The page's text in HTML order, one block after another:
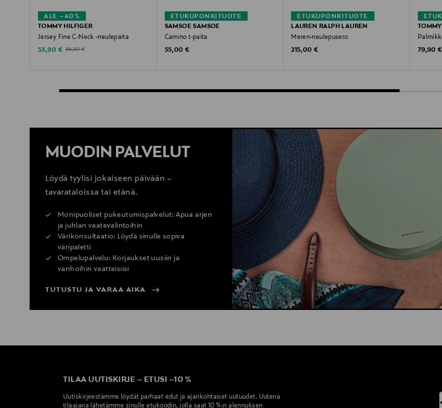
ALE –40%
TOMMY HILFIGER
Jersey Fine C-Neck -neulepaita
Discounted Price
53,90 € Original Price
89,90 €
ETUKUPONKITUOTE
SAMSOE SAMSOE
Camino t-paita
Original Price
55,00 €
ETUKUPONKITUOTE
LAUREN RALPH LAUREN
Meren-neulepusero
Original Price
215,00 €
Original
79,90 €
MUODIN PALVELUT
Löydä tyylisi jokaiseen päivään –
tavarataloissa tai etänä.
Monipuoliset pukeutumispalvelut: Apua arjen
ja juhlan vaatevalintoihin
Värikonsultaatio: Löydä sinulle sopiva
väripaletti
Ompelupalvelu: Korjaukset uusiin ja
vanhoihin vaatteisiisi
TUTUSTU JA VARAA AIKA
TILAA UUTISKIRJE – ETUSI –10 %
Uutiskirjeestämme löydät parhaat edut ja ajankohtaiset uutuudet. Uutena
tilaajana lähetämme sinulle etukoodin, jolla saat 10 %:n alennuksen